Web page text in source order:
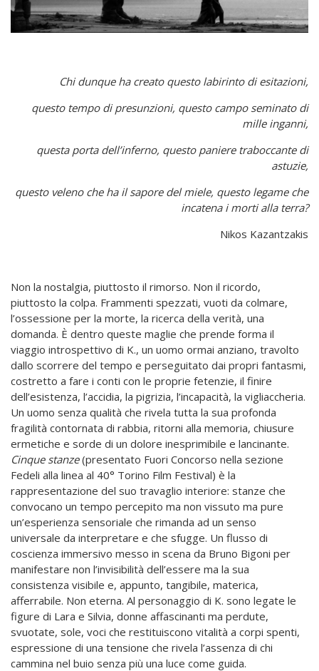
Chi dunque ha creato questo labirinto di esitazioni,
questo tempo di presunzioni, questo campo seminato di
mille inganni,
questa porta dell’inferno, questo paniere traboccante di
astuzie,
questo veleno che ha il sapore del miele, questo legame che
incatena i morti alla terra?
Nikos Kazantzakis
Non la nostalgia, piuttosto il rimorso. Non il ricordo,
piuttosto la colpa. Frammenti spezzati, vuoti da colmare,
l’ossessione per la morte, la ricerca della verità, una
domanda. È dentro queste maglie che prende forma il
viaggio introspettivo di K., un uomo ormai anziano, travolto
dallo scorrere del tempo e perseguitato dai propri fantasmi,
costretto a fare i conti con le proprie fetenzie, il finire
dell’esistenza, l’accidia, la pigrizia, l’incapacità, la vigliaccheria.
Un uomo senza qualità che rivela tutta la sua profonda
fragilità contornata di rabbia, ritorni alla memoria, chiusure
ermetiche e sorde di un dolore inesprimibile e lancinante.
Cinque stanze(presentato Fuori Concorso nella sezione
Fedeli alla linea al 40° Torino Film Festival) è la
rappresentazione del suo travaglio interiore: stanze che
convocano un tempo percepito ma non vissuto ma pure
un’esperienza sensoriale che rimanda ad un senso
universale da interpretare e che sfugge. Un flusso di
coscienza immersivo messo in scena da Bruno Bigoni per
manifestare non l’invisibilità dell’essere ma la sua
consistenza visibile e, appunto, tangibile, materica,
afferrabile. Non eterna. Al personaggio di K. sono legate le
figure di Lara e Silvia, donne affascinanti ma perdute,
svuotate, sole, voci che restituiscono vitalità a corpi spenti,
espressione di una tensione che rivela l’assenza di chi
cammina nel buio senza più una luce come guida.